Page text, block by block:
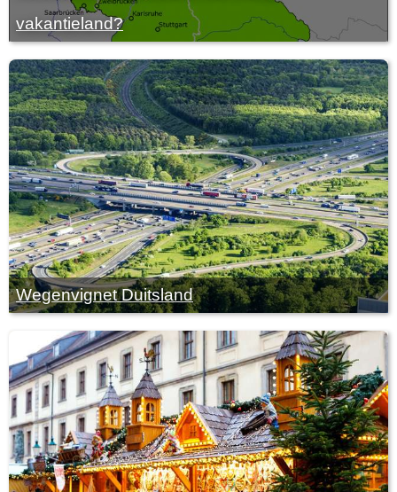
vakantieland?
Wegenvignet Duitsland